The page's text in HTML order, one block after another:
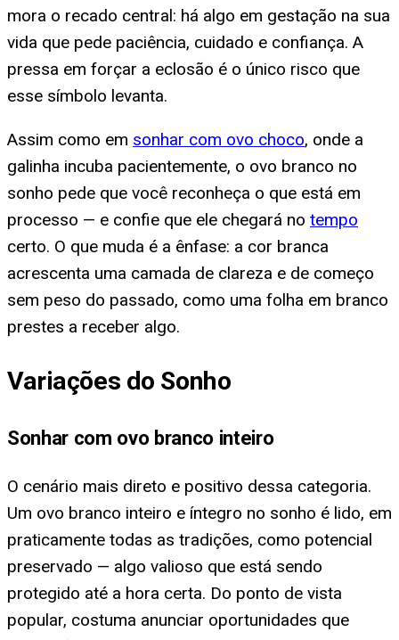
mora o recado central: há algo em gestação na sua
vida que pede paciência, cuidado e confiança. A
pressa em forçar a eclosão é o único risco que
esse símbolo levanta.
Assim como em sonhar com ovo choco, onde a
galinha incuba pacientemente, o ovo branco no
sonho pede que você reconheça o que está em
processo — e confie que ele chegará no tempo
certo. O que muda é a ênfase: a cor branca
acrescenta uma camada de clareza e de começo
sem peso do passado, como uma folha em branco
prestes a receber algo.
Variações do Sonho
Sonhar com ovo branco inteiro
O cenário mais direto e positivo dessa categoria.
Um ovo branco inteiro e íntegro no sonho é lido, em
praticamente todas as tradições, como potencial
preservado — algo valioso que está sendo
protegido até a hora certa. Do ponto de vista
popular, costuma anunciar oportunidades que